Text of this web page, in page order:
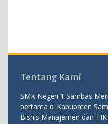
Tentang Kami
SMK Negeri 1 Sambas
pertama di Kabupaten
Bisnis Manajemen dan TIK